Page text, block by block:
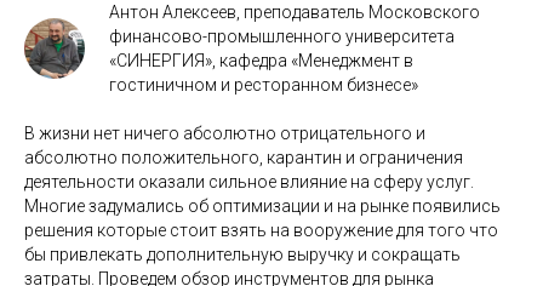
Антон Алексеев, преподаватель Московского
финансово-промышленного университета
«СИНЕРГИЯ», кафедра «Менеджмент в
гостиничном и ресторанном бизнесе»
В жизни нет ничего абсолютно отрицательного и
абсолютно положительного, карантин и ограничения
деятельности оказали сильное влияние на сферу услуг.
Многие задумались об оптимизации и на рынке появились
решения которые стоит взять на вооружение для того что
бы привлекать дополнительную выручку и сокращать
затраты. Проведем обзор инструментов для рынка